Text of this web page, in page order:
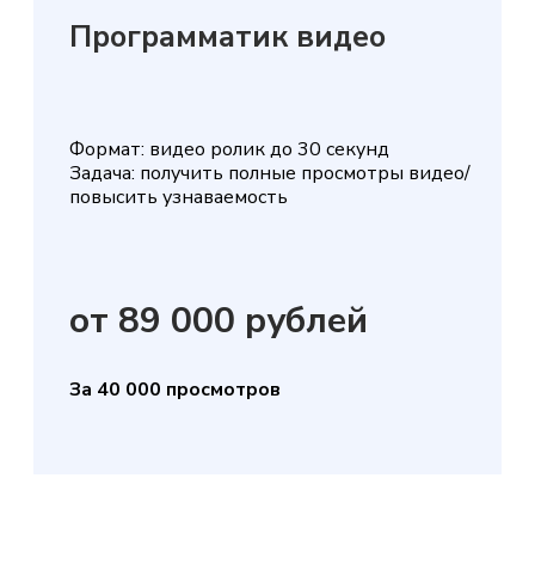
Программатик видео
Формат: видео ролик до 30 секунд
Задача: получить полные просмотры видео/
повысить узнаваемость
от 89 000 рублей
За 40 000 просмотров